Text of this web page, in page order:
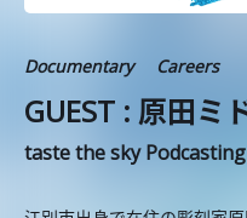
Documentary Careers
GUEST : 原田ミ
taste the sky Podcasting